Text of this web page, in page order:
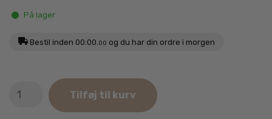
På lager
Bestil inden 00:00. 00 og du har din ordre i morgen
Grøn
Tilføj til kurv